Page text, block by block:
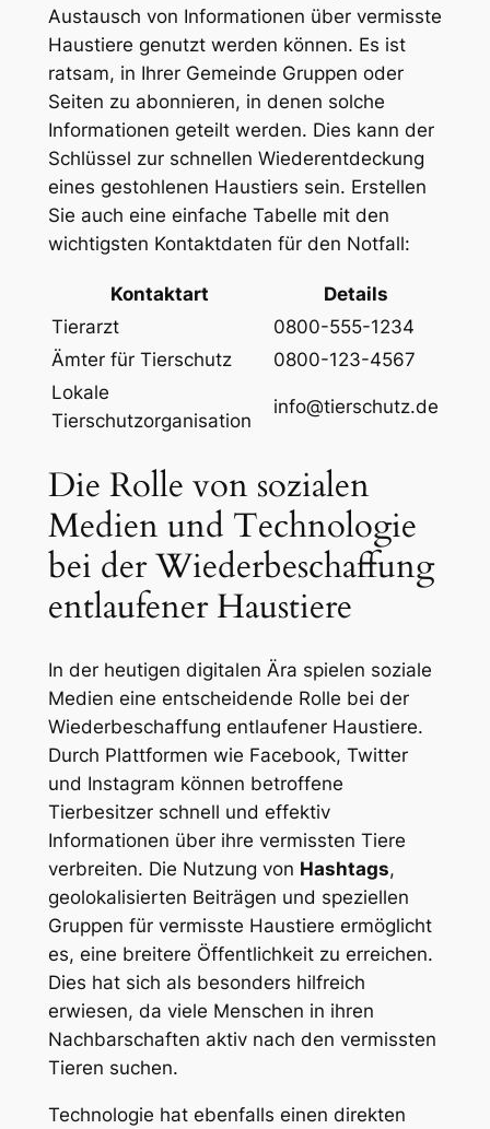
⁣Austausch von Informationen über vermisste
Haustiere genutzt ⁢werden können. Es‍ ist
ratsam, in Ihrer Gemeinde Gruppen oder
Seiten zu abonnieren, in⁤ denen solche
Informationen geteilt werden.‍ Dies kann der
Schlüssel zur schnellen Wiederentdeckung
⁤eines gestohlenen Haustiers sein. Erstellen
Sie⁤ auch eine einfache ⁣Tabelle mit ⁤den
‌wichtigsten ⁢Kontaktdaten für den Notfall:
Kontaktart
Details
Tierarzt
0800-555-1234
Ämter für Tierschutz
0800-123-4567
Lokale
Tierschutzorganisation
info@tierschutz.de
Die Rolle von sozialen​
Medien und Technologie⁢
bei der Wiederbeschaffung
entlaufener Haustiere
In ​der​ heutigen digitalen Ära spielen soziale⁣
Medien eine entscheidende Rolle bei der
Wiederbeschaffung entlaufener Haustiere.‌
Durch Plattformen wie Facebook,‌ Twitter​
und Instagram​ können betroffene ​
Tierbesitzer​ schnell und effektiv
Informationen über ihre ⁣vermissten Tiere
verbreiten. Die‍ Nutzung von Hashtags,
geolokalisierten ⁣Beiträgen und speziellen‍
Gruppen ⁣für vermisste Haustiere ermöglicht
‌es, eine breitere Öffentlichkeit zu erreichen.
Dies hat sich​ als besonders hilfreich
erwiesen, da viele Menschen in ihren
Nachbarschaften aktiv nach den vermissten⁣
Tieren suchen.
Technologie‌ hat ebenfalls ​einen direkten